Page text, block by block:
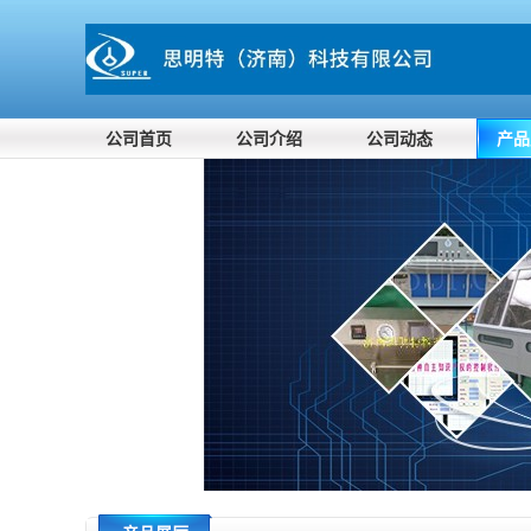
公司首页 公司介绍 公司动态 产